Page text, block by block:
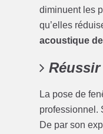
diminuent les
qu’elles
acoustique
La pose de
professionnel.
De par son